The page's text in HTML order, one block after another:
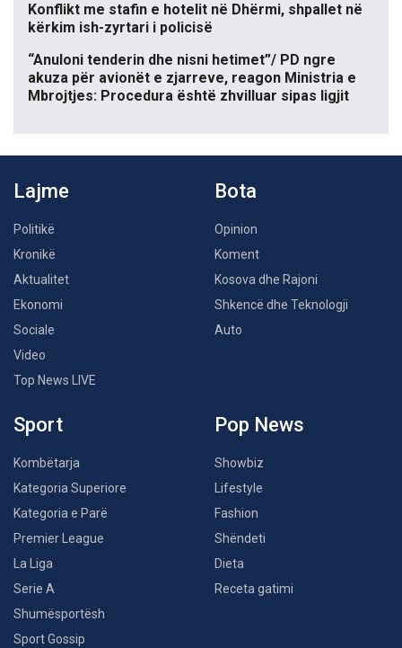
Konflikt me stafin e hotelit në Dhërmi, shpallet në
kërkim ish-zyrtari i policisë
“Anuloni tenderin dhe nisni hetimet”/ PD ngre
akuza për avionët e zjarreve, reagon Ministria e
Mbrojtjes: Procedura është zhvilluar sipas ligjit
Lajme
Politikë
Kronikë
Aktualitet
Ekonomi
Sociale
Video
Top News LIVE
Bota
Opinion
Koment
Kosova dhe Rajoni
Shkencë dhe Teknologji
Auto
Sport
Kombëtarja
Kategoria Superiore
Kategoria e Parë
Premier League
La Liga
Serie A
Shumësportësh
Sport Gossip
Pop News
Showbiz
Lifestyle
Fashion
Shëndeti
Dieta
Receta gatimi